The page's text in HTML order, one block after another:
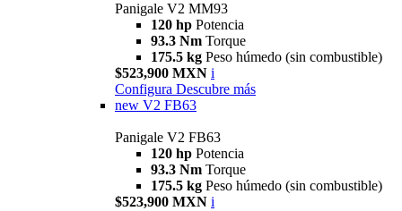
Panigale V2 MM93
120 hp Potencia
93.3 Nm Torque
175.5 kg Peso húmedo (sin combustible)
$523,900 MXN i
Configura Descubre más
new V2 FB63
Panigale V2 FB63
120 hp Potencia
93.3 Nm Torque
175.5 kg Peso húmedo (sin combustible)
$523,900 MXN i